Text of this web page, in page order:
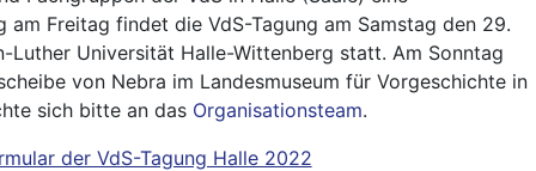
am Freitag findet die VdS-Tagung am Samstag den 29.
Universität Halle-Wittenberg statt. Am Sonntag
von Nebra im Landesmuseum für Vorgeschichte in
sich bitte an das Organisationsteam.
der VdS-Tagung Halle 2022